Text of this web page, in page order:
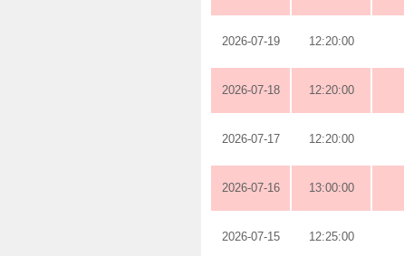
2026-07-19 12:20:00
2026-07-18 12:20:00
2026-07-17 12:20:00
2026-07-16 13:00:00
2026-07-15 12:25:00